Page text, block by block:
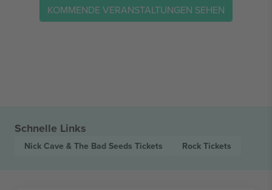
KOMMENDE VERANSTALTUNGEN SEHEN
Schnelle Links
Nick Cave & The Bad Seeds Tickets Rock Tickets